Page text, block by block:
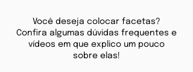
Você deseja colocar facetas?
Confira algumas dúvidas frequentes e
vídeos em que explico um pouco
sobre elas!